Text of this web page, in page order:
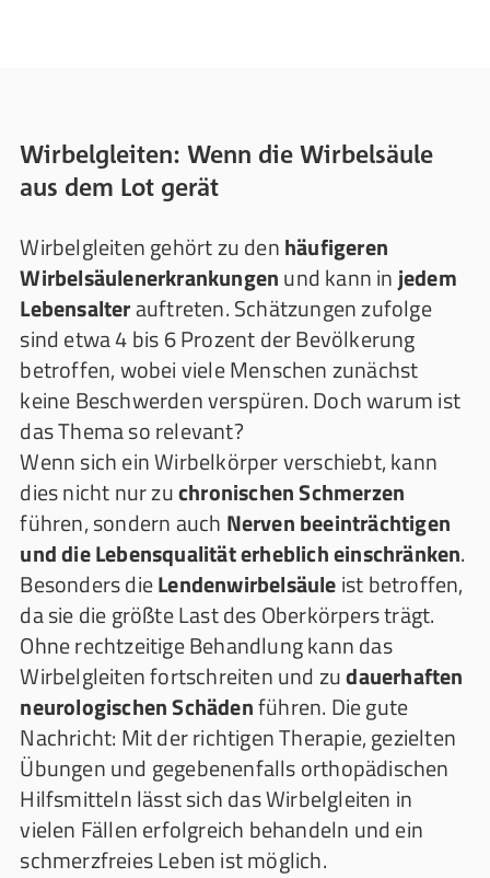
Wirbelgleiten: Wenn die Wirbelsäule
aus dem Lot gerät
Wirbelgleiten gehört zu denhäufigeren
Wirbelsäulenerkrankungenund kann in jedem
Lebensalterauftreten. Schätzungen zufolge
sind etwa 4 bis 6 Prozent der Bevölkerung
betroffen, wobei viele Menschen zunächst
keine Beschwerden verspüren. Doch warum ist
das Thema so relevant?
Wenn sich ein Wirbelkörper verschiebt, kann
dies nicht nur zuchronischen Schmerzen
führen, sondern auch Nerven beeinträchtigen
und die Lebensqualität erheblich einschränken.
Besonders dieLendenwirbelsäuleist betroffen,
da sie die größte Last des Oberkörpers trägt.
Ohne rechtzeitige Behandlung kann das
Wirbelgleiten fortschreiten und zudauerhaften
neurologischen Schädenführen. Die gute
Nachricht: Mit der richtigen Therapie, gezielten
Übungen und gegebenenfalls orthopädischen
Hilfsmitteln lässt sich das Wirbelgleiten in
vielen Fällen erfolgreich behandeln und ein
schmerzfreies Leben ist möglich.